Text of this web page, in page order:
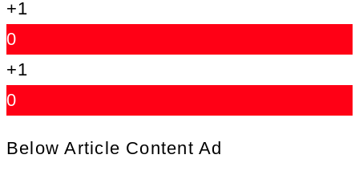
+1
0
+1
0
Below Article Content Ad